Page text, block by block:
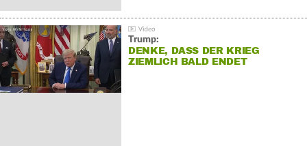
Trump:
DENKE, DASS DER KRIEG
ZIEMLICH BALD ENDET